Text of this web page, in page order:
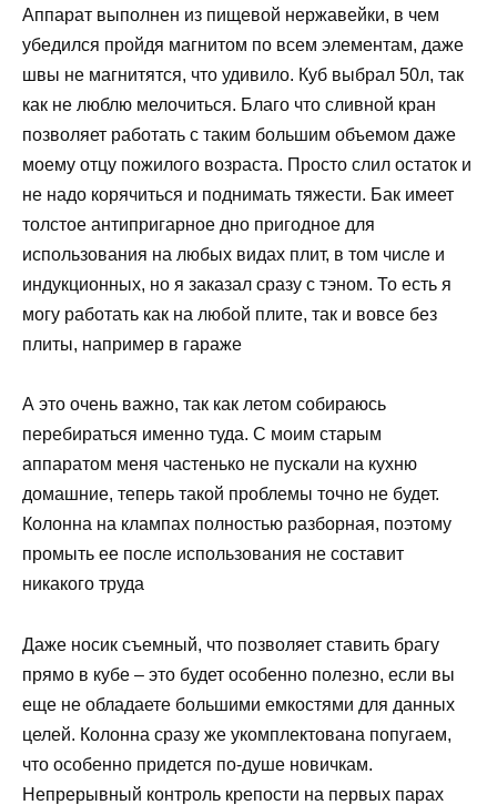
Аппарат выполнен из пищевой нержавейки, в чем
убедился пройдя магнитом по всем элементам, даже
швы не магнитятся, что удивило. Куб выбрал 50л, так
как не люблю мелочиться. Благо что сливной кран
позволяет работать с таким большим объемом даже
моему отцу пожилого возраста. Просто слил остаток и
не надо корячиться и поднимать тяжести. Бак имеет
толстое антипригарное дно пригодное для
использования на любых видах плит, в том числе и
индукционных, но я заказал сразу с тэном. То есть я
могу работать как на любой плите, так и вовсе без
плиты, например в гараже
А это очень важно, так как летом собираюсь
перебираться именно туда. С моим старым
аппаратом меня частенько не пускали на кухню
домашние, теперь такой проблемы точно не будет.
Колонна на клампах полностью разборная, поэтому
промыть ее после использования не составит
никакого труда
Даже носик съемный, что позволяет ставить брагу
прямо в кубе – это будет особенно полезно, если вы
еще не обладаете большими емкостями для данных
целей. Колонна сразу же укомплектована попугаем,
что особенно придется по-душе новичкам.
Непрерывный контроль крепости на первых парах